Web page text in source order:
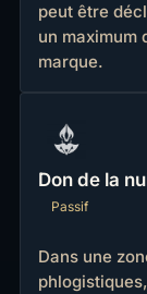
peut être
un maximum
marque.
Don de la
Passif
Dans une